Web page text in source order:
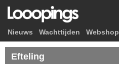
Nieuws Wachttijden Webshop
Efteling